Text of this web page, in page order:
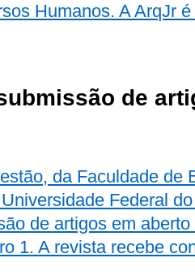
Humanos. A ArqJr
de
da Faculdade de
Federal
de artigos em
1. A revista recebe